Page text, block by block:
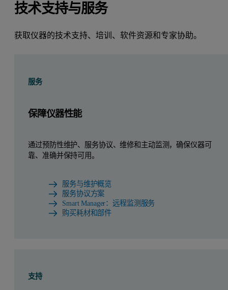
技术支持与服务
获取仪器的技术支持、培训、软件资源和专家协助。
服务
保障仪器性能
通过预防性维护、服务协议、维修和主动监测，确保仪器可
靠、准确并保持可用。
服务与维护概览
服务协议方案
Smart Manager：远程监测服务
购买耗材和部件
支持